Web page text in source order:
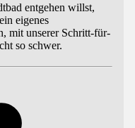
entgehen willst,
eigenes
mit unserer Schritt-für-
so schwer.